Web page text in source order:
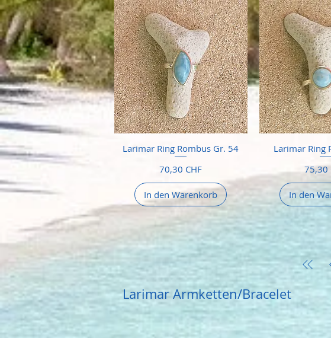
Larimar Ring Rombus Gr. 54
Preis
70,30 CHF
In den Warenkorb
Larimar Ring
Preis
75,30
In den
Larimar Armketten/Bracelet